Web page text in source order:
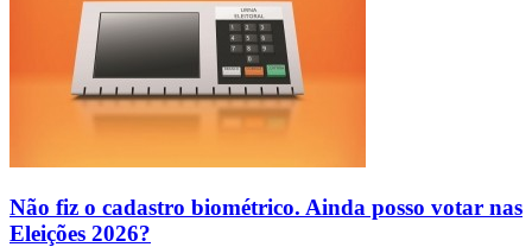
Não fiz o cadastro biométrico. Ainda posso votar nas
Eleições 2026?